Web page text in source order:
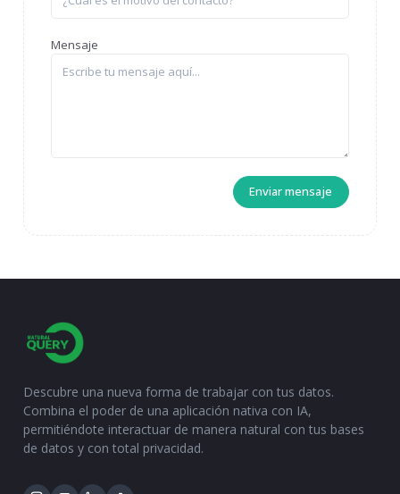
Mensaje
Descubre una nueva forma de trabajar con tus datos.
Combina el poder de una aplicación nativa con IA,
permitiéndote interactuar de manera natural con tus bases
de datos y con total privacidad.